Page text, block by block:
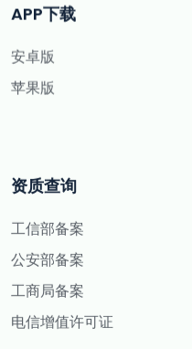
APP下载
安卓版
苹果版
资质查询
工信部备案
公安部备案
工商局备案
电信增值许可证